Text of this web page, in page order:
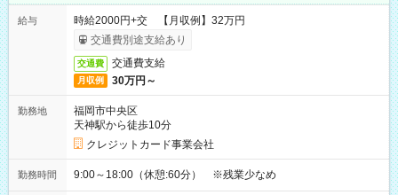
給与
時給2000円+交 【月収例】32万円
交通費別途支給あり
交通費 交通費支給
月収例 30万円～
勤務地
福岡市中央区
天神駅から徒歩10分
クレジットカード事業会社
勤務時間 9:00～18:00（休憩:60分） ※残業少なめ